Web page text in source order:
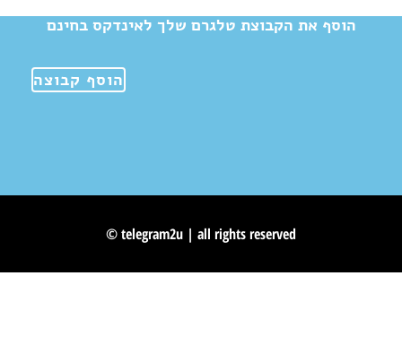
הוסף את הקבוצת טלגרם שלך לאינדקס בחינם
הוסף קבוצה
© telegram2u | all rights reserved